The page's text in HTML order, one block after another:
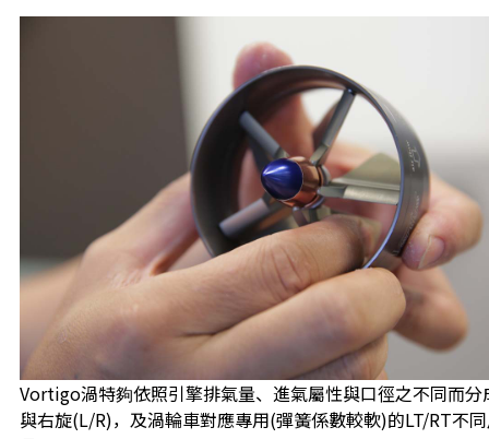
Vortigo渦特夠依照引擎排氣量、進氣屬性與口徑之不同而分
與右旋(L/R)，及渦輪車對應專用(彈簧係數較軟)的LT/RT不